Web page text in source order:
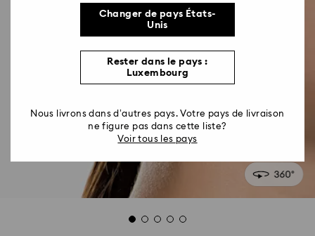
Changer de pays États-
Unis
Rester dans le pays :
Luxembourg
Nous livrons dans d’autres pays. Votre pays de livraison
ne figure pas dans cette liste?
Voir tous les pays